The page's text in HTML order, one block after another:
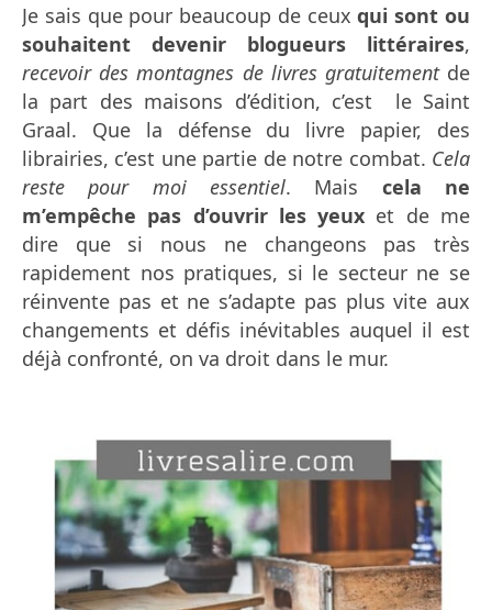
Je sais que pour beaucoup de ceuxqui sont ou
souhaitent devenir blogueurs littéraires,
recevoir des montagnes de livres gratuitementde
la part des maisons d’édition, c’est le Saint
Graal. Que la défense du livre papier, des
librairies, c’est une partie de notre combat. Cela
reste pour moi essentiel. Mais cela ne
m’empêche pas d’ouvrir les yeux et de me
dire que si nous ne changeons pas très
rapidement nos pratiques, si le secteur ne se
réinvente pas et ne s’adapte pas plus vite aux
changements et défis inévitables auquel il est
déjà confronté, on va droit dans le mur.